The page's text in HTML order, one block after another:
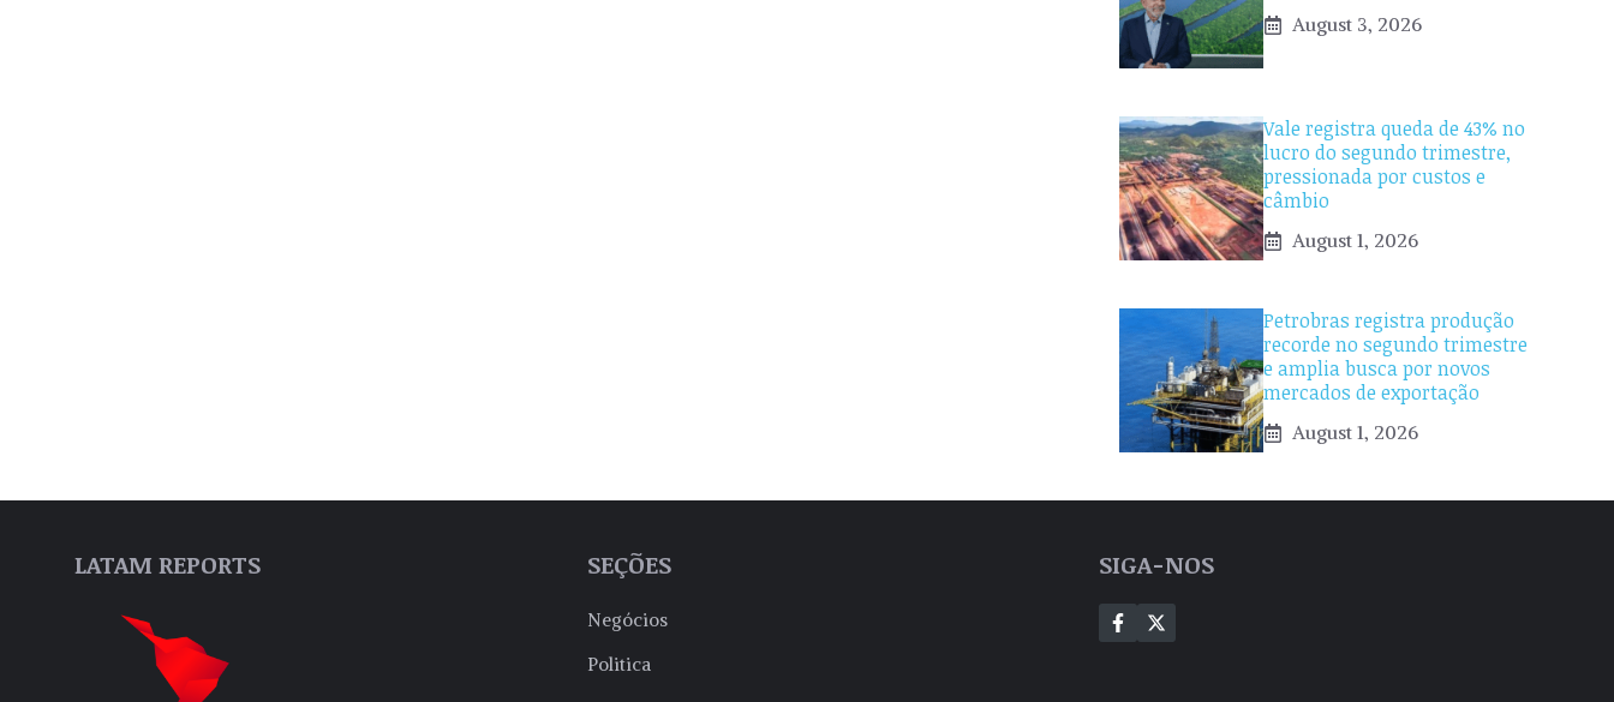
August 3, 2026
Vale registra queda de 43% no
lucro do segundo trimestre,
pressionada por custos e
câmbio
August 1, 2026
Petrobras registra produção
recorde no segundo trimestre
e amplia busca por novos
mercados de exportação
August 1, 2026
LATAM REPORTS SEÇÕES
Negócios
Politica
SIGA-NOS